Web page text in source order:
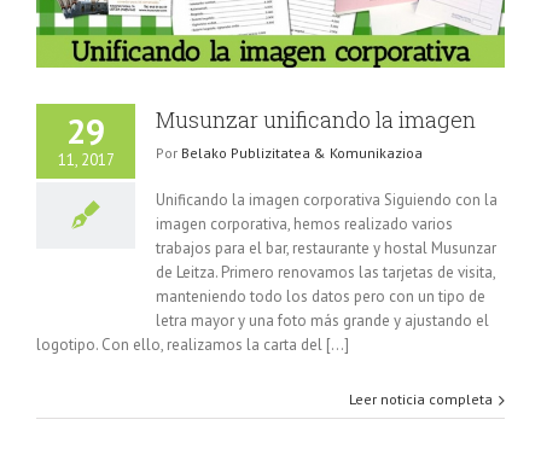
29
11, 2017
Musunzar unificando la imagen
Por Belako Publizitatea & Komunikazioa
Unificando la imagen corporativa Siguiendo con la
imagen corporativa, hemos realizado varios
trabajos para el bar, restaurante y hostal Musunzar
de Leitza. Primero renovamos las tarjetas de visita,
manteniendo todo los datos pero con un tipo de
letra mayor y una foto más grande y ajustando el
logotipo. Con ello, realizamos la carta del [...]
Leer noticia completa